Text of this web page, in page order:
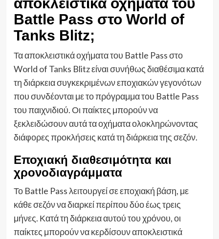
Battle Pass στο World of
Tanks Blitz;
Τα αποκλειστικά οχήματα του Battle Pass στο
World of Tanks Blitz είναι συνήθως διαθέσιμα κατά
τη διάρκεια συγκεκριμένων εποχιακών γεγονότων
που συνδέονται με το πρόγραμμα του Battle Pass
του παιχνιδιού. Οι παίκτες μπορούν να
ξεκλειδώσουν αυτά τα οχήματα ολοκληρώνοντας
διάφορες προκλήσεις κατά τη διάρκεια της σεζόν.
Εποχιακή διαθεσιμότητα και
χρονοδιαγράμματα
Το Battle Pass λειτουργεί σε εποχιακή βάση, με
κάθε σεζόν να διαρκεί περίπου δύο έως τρεις
μήνες. Κατά τη διάρκεια αυτού του χρόνου, οι
παίκτες μπορούν να κερδίσουν αποκλειστικά